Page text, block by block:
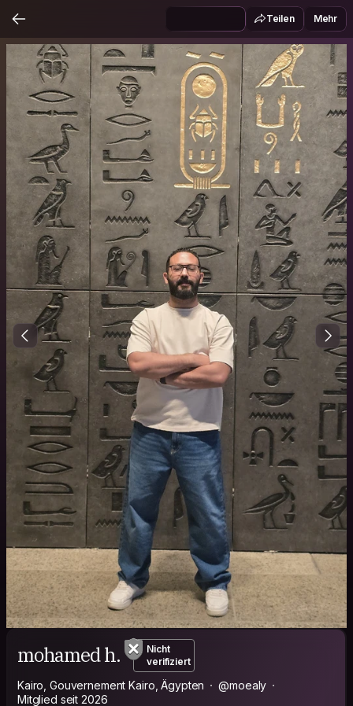
Teilen Mehr
mohamed h.
Nicht
verifiziert
Kairo, Gouvernement Kairo, Ägypten
@moealy
Mitglied seit 2026